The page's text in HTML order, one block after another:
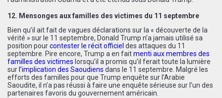
12. Mensonges aux familles des victimes du 11 septembre
Bien qu’il ait fait de vagues déclarations sur la « découverte de la
vérité » sur le 11 septembre, Donald Trump n’a jamais utilisé sa
position pourcontester le récit officiel des attaques du 11
septembre. Pire encore, Trump a en faitmenti aux membres des
familles des victimes lorsqu’il a promis qu’il ferait toute la lumière
sur l’implication des Saoudiens dans le 11 septembre. Malgré les
efforts des familles pour que Trump enquête sur l’Arabie
Saoudite, il n’a pas réussi à faire une enquête sérieuse sur l’un des
partenaires favoris du gouvernement américain.